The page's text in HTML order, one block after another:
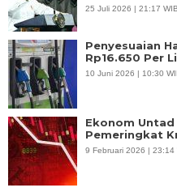
25 Juli 2026 | 21:17 WIB
Penyesuaian
Rp16.650 Per
10 Juni 2026 | 10:30
Ekonom
Pemeringkat
9 Februari 2026 | 23:14